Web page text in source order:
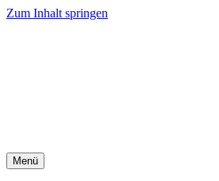
Zum Inhalt springen
Menü